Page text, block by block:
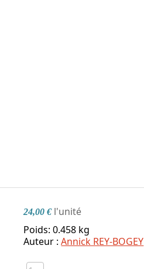
24,00 € l'unité
Poids: 0.458 kg
Auteur :Annick REY-BOGEY